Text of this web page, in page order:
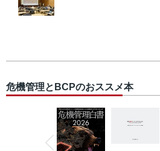
危機管理とBCPのおススメ本